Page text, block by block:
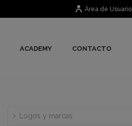
Área de Usuario
ACADEMY CONTACTO
Logos y marcas